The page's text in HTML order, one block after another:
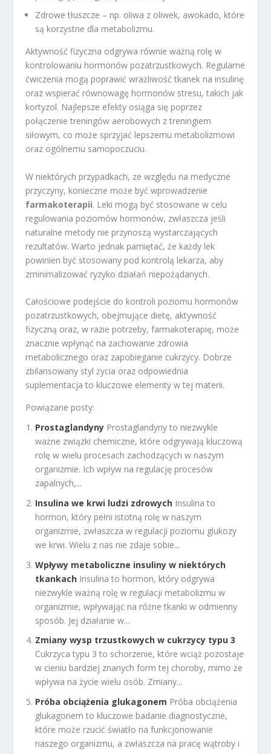
Zdrowe tłuszcze – np. oliwa z oliwek, awokado, które
są korzystne dla metabolizmu.
Aktywność fizyczna odgrywa równie ważną rolę w
kontrolowaniu hormonów pozatrzustkowych. Regularne
ćwiczenia mogą poprawić wrażliwość tkanek na insulinę
oraz wspierać równowagę hormonów stresu, takich jak
kortyzol. Najlepsze efekty osiąga się poprzez
połączenie treningów aerobowych z treningiem
siłowym, co może sprzyjać lepszemu metabolizmowi
oraz ogólnemu samopoczuciu.
W niektórych przypadkach, ze względu na medyczne
przyczyny, konieczne może być wprowadzenie
farmakoterapii. Leki mogą być stosowane w celu
regulowania poziomów hormonów, zwłaszcza jeśli
naturalne metody nie przynoszą wystarczających
rezultatów. Warto jednak pamiętać, że każdy lek
powinien być stosowany pod kontrolą lekarza, aby
zminimalizować ryzyko działań niepożądanych.
Całościowe podejście do kontroli poziomu hormonów
pozatrzustkowych, obejmujące dietę, aktywność
fizyczną oraz, w razie potrzeby, farmakoterapię, może
znacznie wpłynąć na zachowanie zdrowia
metabolicznego oraz zapobieganie cukrzycy. Dobrze
zbilansowany styl życia oraz odpowiednia
suplementacja to kluczowe elementy w tej materii.
Powiązane posty:
Prostaglandyny Prostaglandyny to niezwykle
ważne związki chemiczne, które odgrywają kluczową
rolę w wielu procesach zachodzących w naszym
organizmie. Ich wpływ na regulację procesów
zapalnych,...
Insulina we krwi ludzi zdrowych Insulina to
hormon, który pełni istotną rolę w naszym
organizmie, zwłaszcza w regulacji poziomu glukozy
we krwi. Wielu z nas nie zdaje sobie...
Wpływy metaboliczne insuliny w niektórych
tkankach Insulina to hormon, który odgrywa
niezwykle ważną rolę w regulacji metabolizmu w
organizmie, wpływając na różne tkanki w odmienny
sposób. Jej działanie w...
Zmiany wysp trzustkowych w cukrzycy typu 3
Cukrzyca typu 3 to schorzenie, które wciąż pozostaje
w cieniu bardziej znanych form tej choroby, mimo że
wpływa na życie wielu osób. Zmiany...
Próba obciążenia glukagonem Próba obciążenia
glukagonem to kluczowe badanie diagnostyczne,
które może rzucić światło na funkcjonowanie
naszego organizmu, a zwłaszcza na pracę wątroby i